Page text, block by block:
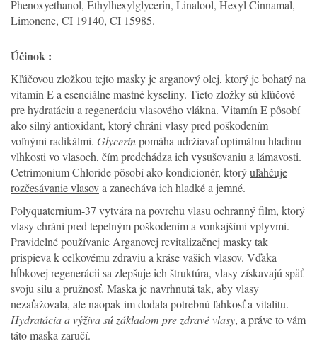
Phenoxyethanol, Ethylhexylglycerin, Linalool, Hexyl Cinnamal,
Limonene, CI 19140, CI 15985.
Účinok :
Kľúčovou zložkou tejto masky je arganový olej, ktorý je bohatý na
vitamín E a esenciálne mastné kyseliny. Tieto zložky sú kľúčové
pre hydratáciu a regeneráciu vlasového vlákna. Vitamín E pôsobí
ako silný antioxidant, ktorý chráni vlasy pred poškodením
voľnými radikálmi. Glycerínpomáha udržiavať optimálnu hladinu
vlhkosti vo vlasoch, čím predchádza ich vysušovaniu a lámavosti.
Cetrimonium Chloride pôsobí ako kondicionér, ktorýuľahčuje
rozčesávanie vlasova zanecháva ich hladké a jemné.
Polyquaternium-37 vytvára na povrchu vlasu ochranný film, ktorý
vlasy chráni pred tepelným poškodením a vonkajšími vplyvmi.
Pravidelné používanie Arganovej revitalizačnej masky tak
prispieva k celkovému zdraviu a kráse vašich vlasov. Vďaka
hĺbkovej regenerácii sa zlepšuje ich štruktúra, vlasy získavajú späť
svoju silu a pružnosť. Maska je navrhnutá tak, aby vlasy
nezaťažovala, ale naopak im dodala potrebnú ľahkosť a vitalitu.
Hydratácia a výživa sú základom pre zdravé vlasy, a práve to vám
táto maska zaručí.